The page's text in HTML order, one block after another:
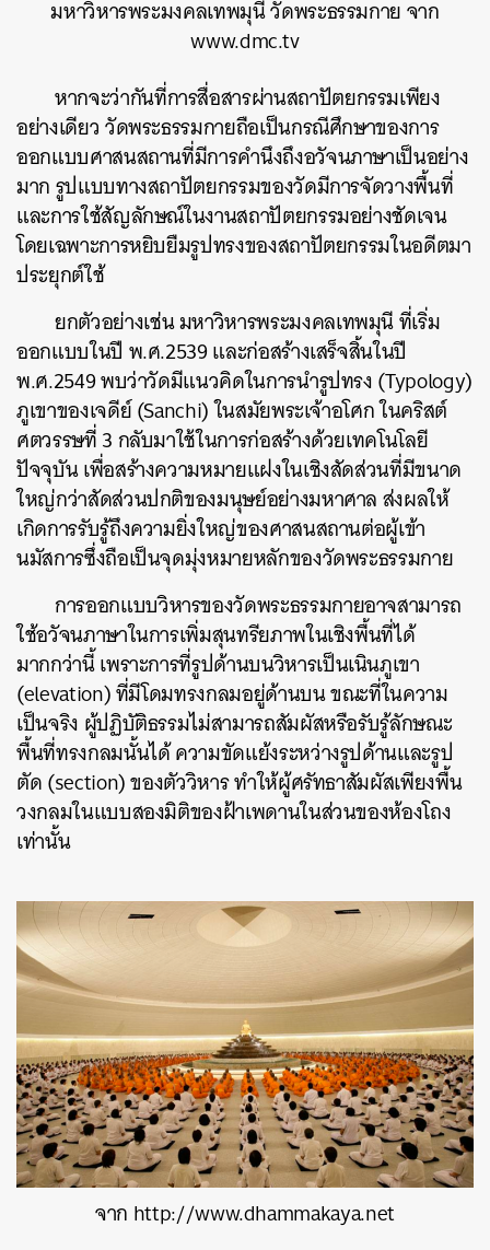
มหาวิหารพระมงคลเทพมุนี วัดพระธรรมกาย จาก
www.dmc.tv
หากจะว่ากันที่การสื่อสารผ่านสถาปัตยกรรมเพียง
อย่างเดียว วัดพระธรรมกายถือเป็นกรณีศึกษาของการ
ออกแบบศาสนสถานที่มีการคำนึงถึงอวัจนภาษาเป็นอย่าง
มาก รูปแบบทางสถาปัตยกรรมของวัดมีการจัดวางพื้นที่
และการใช้สัญลักษณ์ในงานสถาปัตยกรรมอย่างชัดเจน
โดยเฉพาะการหยิบยืมรูปทรงของสถาปัตยกรรมในอดีตมา
ประยุกต์ใช้
ยกตัวอย่างเช่น มหาวิหารพระมงคลเทพมุนี ที่เริ่ม
ออกแบบในปี พ.ศ.2539 และก่อสร้างเสร็จสิ้นในปี
พ.ศ.2549 พบว่าวัดมีแนวคิดในการนำรูปทรง (Typology)
ภูเขาของเจดีย์ (Sanchi) ในสมัยพระเจ้าอโศก ในคริสต์
ศตวรรษที่ 3 กลับมาใช้ในการก่อสร้างด้วยเทคโนโลยี
ปัจจุบัน เพื่อสร้างความหมายแฝงในเชิงสัดส่วนที่มีขนาด
ใหญ่กว่าสัดส่วนปกติของมนุษย์อย่างมหาศาล ส่งผลให้
เกิดการรับรู้ถึงความยิ่งใหญ่ของศาสนสถานต่อผู้เข้า
นมัสการซึ่งถือเป็นจุดมุ่งหมายหลักของวัดพระธรรมกาย
การออกแบบวิหารของวัดพระธรรมกายอาจสามารถ
ใช้อวัจนภาษาในการเพิ่มสุนทรียภาพในเชิงพื้นที่ได้
มากกว่านี้ เพราะการที่รูปด้านบนวิหารเป็นเนินภูเขา
(elevation) ที่มีโดมทรงกลมอยู่ด้านบน ขณะที่ในความ
เป็นจริง ผู้ปฏิบัติธรรมไม่สามารถสัมผัสหรือรับรู้ลักษณะ
พื้นที่ทรงกลมนั้นได้ ความขัดแย้งระหว่างรูปด้านและรูป
ตัด (section) ของตัววิหาร ทำให้ผู้ศรัทธาสัมผัสเพียงพื้น
วงกลมในแบบสองมิติของฝ้าเพดานในส่วนของห้องโถง
เท่านั้น
จาก http://www.dhammakaya.net